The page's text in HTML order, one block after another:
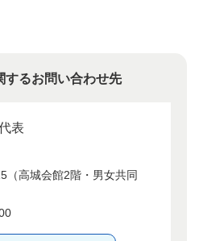
するお問い合わせ先
表
（高城会館2階・男女共同